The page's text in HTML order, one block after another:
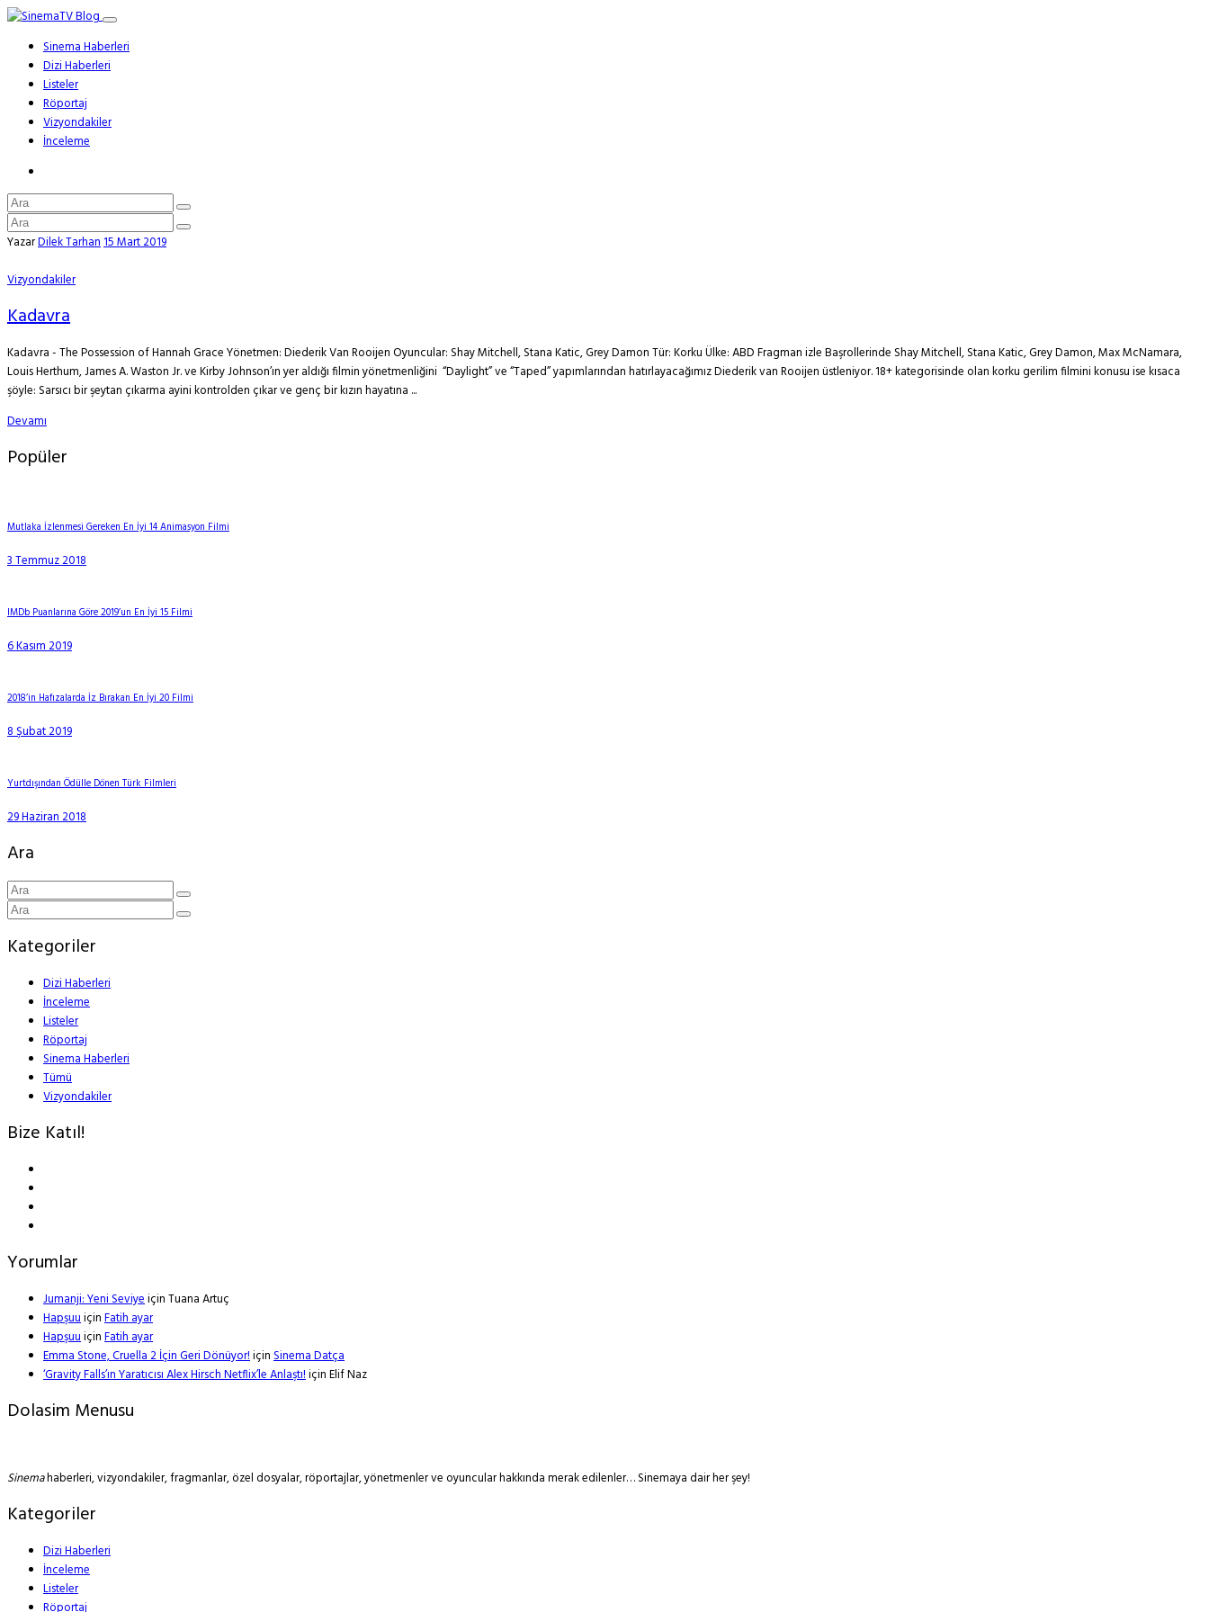
Sinema Haberleri
Dizi Haberleri
Listeler
Röportaj
Vizyondakiler
İnceleme
YazarDilek Tarhan15 Mart 2019
Vizyondakiler
Kadavra
Kadavra - The Possession of Hannah Grace Yönetmen: Diederik Van Rooijen Oyuncular: Shay Mitchell, Stana Katic, Grey Damon Tür: Korku Ülke: ABD Fragman izle Başrollerinde Shay Mitchell, Stana Katic, Grey Damon, Max McNamara,
Louis Herthum, James A. Waston Jr. ve Kirby Johnson’ın yer aldığı filmin yönetmenliğini “Daylight” ve “Taped” yapımlarından hatırlayacağımız Diederik van Rooijen üstleniyor. 18+ kategorisinde olan korku gerilim filmini konusu ise kısaca
şöyle: Sarsıcı bir şeytan çıkarma ayini kontrolden çıkar ve genç bir kızın hayatına ...
Devamı
Popüler
Mutlaka İzlenmesi Gereken En İyi 14 Animasyon Filmi
3 Temmuz 2018
IMDb Puanlarına Göre 2019’un En İyi 15 Filmi
6 Kasım 2019
2018’in Hafızalarda İz Bırakan En İyi 20 Filmi
8 Şubat 2019
Yurtdışından Ödülle Dönen Türk Filmleri
29 Haziran 2018
Ara
Kategoriler
Dizi Haberleri
İnceleme
Listeler
Röportaj
Sinema Haberleri
Tümü
Vizyondakiler
Bize Katıl!
Yorumlar
Jumanji: Yeni SeviyeiçinTuana Artuç
HapşuuiçinFatih ayar
HapşuuiçinFatih ayar
Emma Stone, Cruella 2 İçin Geri Dönüyor!içinSinema Datça
‘Gravity Falls’ın Yaratıcısı Alex Hirsch Netflix’le Anlaştı!içinElif Naz
Dolasim Menusu
Sinemahaberleri, vizyondakiler, fragmanlar, özel dosyalar, röportajlar, yönetmenler ve oyuncular hakkında merak edilenler… Sinemaya dair her şey!
Kategoriler
Dizi Haberleri
İnceleme
Listeler
Röportaj